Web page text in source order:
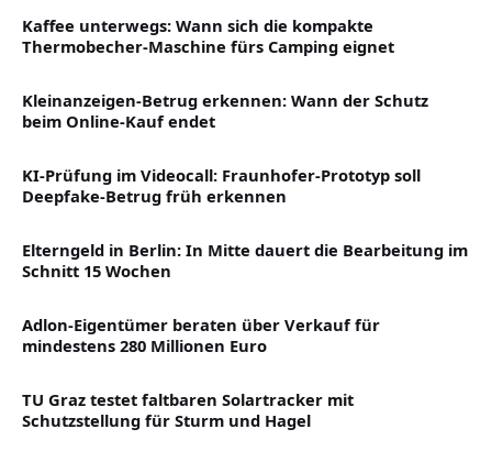
Kaffee unterwegs: Wann sich die kompakte
Thermobecher-Maschine fürs Camping eignet
Kleinanzeigen-Betrug erkennen: Wann der Schutz
beim Online-Kauf endet
KI-Prüfung im Videocall: Fraunhofer-Prototyp soll
Deepfake-Betrug früh erkennen
Elterngeld in Berlin: In Mitte dauert die Bearbeitung im
Schnitt 15 Wochen
Adlon-Eigentümer beraten über Verkauf für
mindestens 280 Millionen Euro
TU Graz testet faltbaren Solartracker mit
Schutzstellung für Sturm und Hagel